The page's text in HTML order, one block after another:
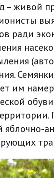
– живой
ради
им
яблочно-